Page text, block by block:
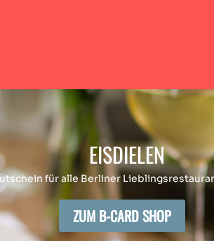
EISDIELEN
für alle Berliner
ZUM B-CARD SHOP